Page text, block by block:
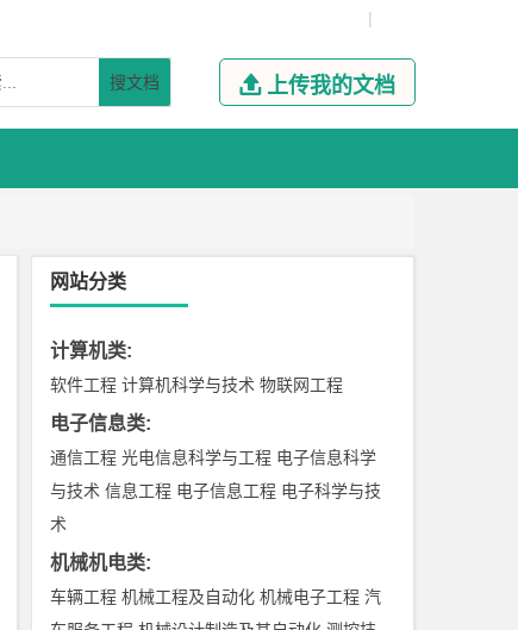
|
搜文档  上传我的文档
网站分类
计算机类:
软件工程 计算机科学与技术 物联网工程
电子信息类:
通信工程 光电信息科学与工程 电子信息科学
与技术 信息工程 电子信息工程 电子科学与技
术
机械机电类:
车辆工程 机械工程及自动化 机械电子工程 汽